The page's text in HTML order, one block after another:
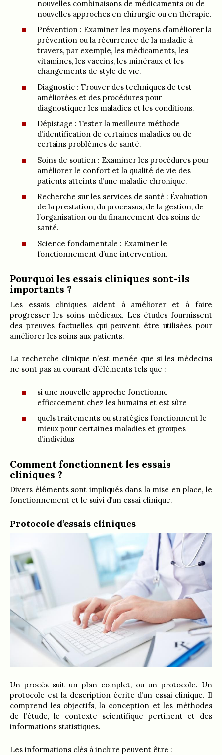
nouvelles combinaisons de médicaments ou de
nouvelles approches en chirurgie ou en thérapie.
Prévention : Examiner les moyens d’améliorer la
prévention ou la récurrence de la maladie à
travers, par exemple, les médicaments, les
vitamines, les vaccins, les minéraux et les
changements de style de vie.
Diagnostic : Trouver des techniques de test
améliorées et des procédures pour
diagnostiquer les maladies et les conditions.
Dépistage : Tester la meilleure méthode
d’identification de certaines maladies ou de
certains problèmes de santé.
Soins de soutien : Examiner les procédures pour
améliorer le confort et la qualité de vie des
patients atteints d’une maladie chronique.
Recherche sur les services de santé : Évaluation
de la prestation, du processus, de la gestion, de
l’organisation ou du financement des soins de
santé.
Science fondamentale : Examiner le
fonctionnement d’une intervention.
Pourquoi les essais cliniques sont-ils
importants ?
Les essais cliniques aident à améliorer et à faire
progresser les soins médicaux. Les études fournissent
des preuves factuelles qui peuvent être utilisées pour
améliorer les soins aux patients.
La recherche clinique n’est menée que si les médecins
ne sont pas au courant d’éléments tels que :
si une nouvelle approche fonctionne
efficacement chez les humains et est sûre
quels traitements ou stratégies fonctionnent le
mieux pour certaines maladies et groupes
d’individus
Comment fonctionnent les essais
cliniques ?
Divers éléments sont impliqués dans la mise en place, le
fonctionnement et le suivi d’un essai clinique.
Protocole d’essais cliniques
Un procès suit un plan complet, ou un protocole. Un
protocole est la description écrite d’un essai clinique. Il
comprend les objectifs, la conception et les méthodes
de l’étude, le contexte scientifique pertinent et des
informations statistiques.
Les informations clés à inclure peuvent être :